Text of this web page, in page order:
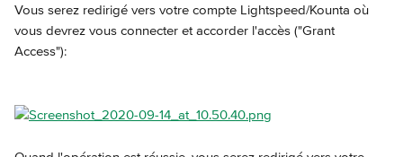
Vous serez redirigé vers votre compte Lightspeed/Kounta où
vous devrez vous connecter et accorder l'accès ("Grant
Access"):